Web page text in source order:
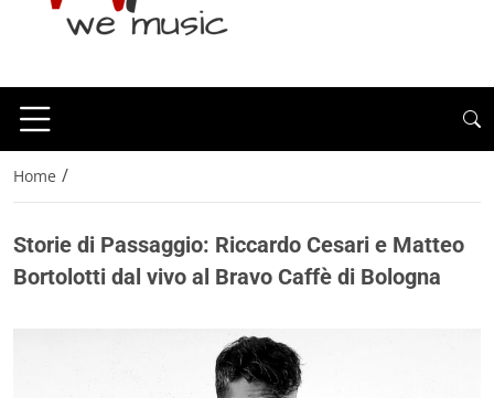
Home /
Storie di Passaggio: Riccardo Cesari e Matteo
Bortolotti dal vivo al Bravo Caffè di Bologna